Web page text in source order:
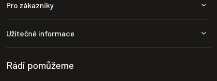
Pro zákazníky
Užitečné informace
Rádi pomůžeme